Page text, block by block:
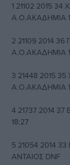
1 21102 2015
Α.Ο.ΑΚΑΔΗΜΙΑ
2 21109 2014
Α.Ο.ΑΚΑΔΗΜΙΑ
3 21448 2015
Α.Ο.ΑΚΑΔΗΜΙΑ
4 21737 2014
18:27
5 21054 2014
ΑΝΤΑΙΟΣ DNF